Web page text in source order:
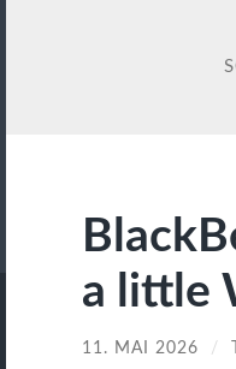
a little
11. MAI 2026 /